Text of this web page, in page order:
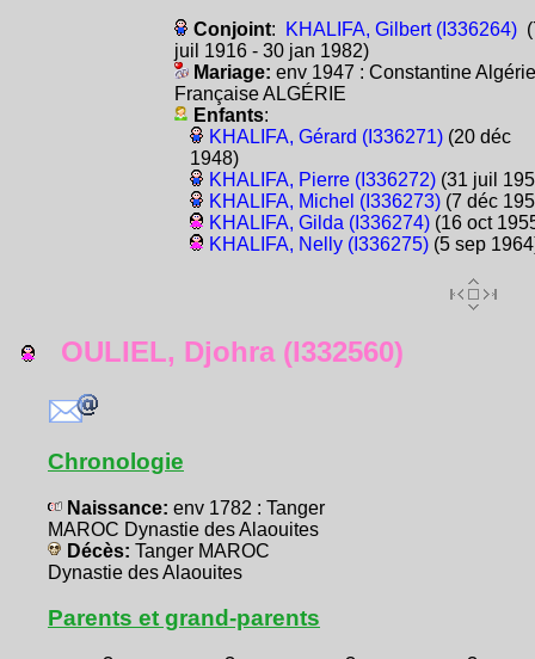
Conjoint: KHALIFA, Gilbert (I336264)
juil 1916 - 30 jan 1982)
Mariage: env 1947 : Constantine Algérie
Française ALGÉRIE
Enfants:
KHALIFA, Gérard (I336271)(20 déc
1948)
KHALIFA, Pierre (I336272)(31 juil
KHALIFA, Michel (I336273)(7 déc
KHALIFA, Gilda (I336274)(16 oct
KHALIFA, Nelly (I336275)(5 sep
OULIEL, Djohra (I332560)
Chronologie
Naissance: env 1782 : Tanger
MAROC Dynastie des Alaouites
Décès: Tanger MAROC
Dynastie des Alaouites
Parents et grand-parents